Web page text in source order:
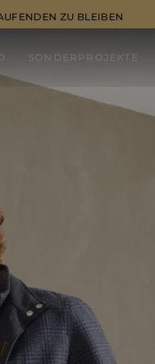
ZU BLEIBEN
SONDERPROJEKTE